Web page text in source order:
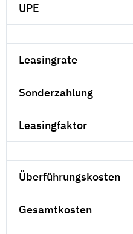
UPE
Leasingrate
Sonderzahlung
Leasingfaktor
Überführungskosten
Gesamtkosten